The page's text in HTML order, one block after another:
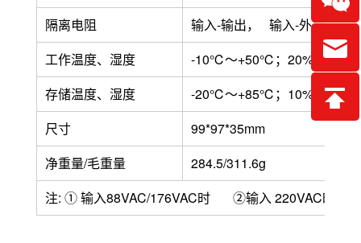
隔离电阻
输入-输出， 输入-外壳， 输
工作温度、湿度
-10℃～+50℃；20%
存储温度、湿度
-20℃～+85℃；10%
尺寸
99*97*35mm
净重量/毛重量
284.5/311.6g
注: ①输入88VAC/176VAC时 ②输入 220VAC时